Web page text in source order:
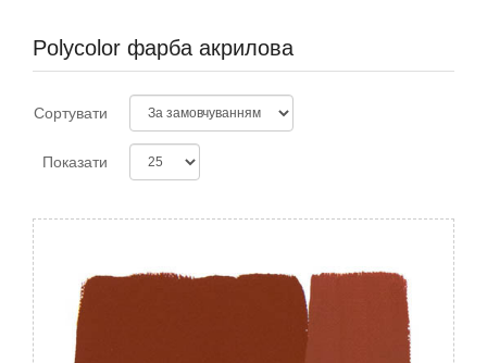
Polycolor фарба акрилова
Сортувати
Показати